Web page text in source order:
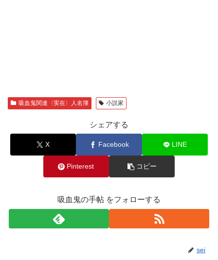
吸血鬼関連〈実在〉人名簿 小説家
シェアする
X Facebook LINE
Pinterest コピー
吸血鬼の手帖 をフォローする
sei